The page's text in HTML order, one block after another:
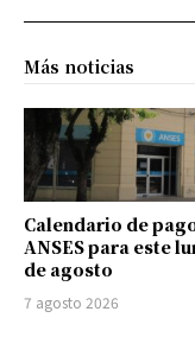
Más noticias
Calendario de
ANSES para este
de agosto
7 agosto 2026